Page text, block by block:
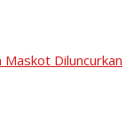
Diluncurkan